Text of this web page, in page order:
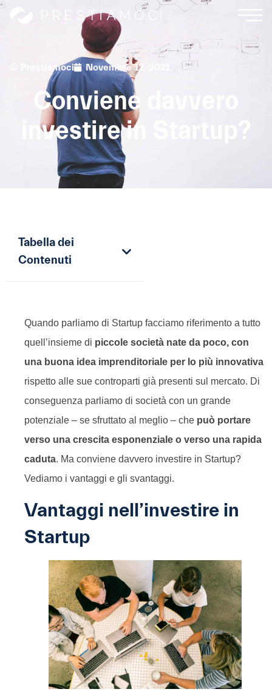
Prestiamoci Novembre 12, 2021
Conviene davvero
investire in Startup?
Tabella dei
Contenuti
Quando parliamo di Startup facciamo riferimento a tutto
quell’insieme di piccole società nate da poco, con
una buona idea imprenditoriale per lo più innovativa
rispetto alle sue controparti già presenti sul mercato. Di
conseguenza parliamo di società con un grande
potenziale – se sfruttato al meglio – che può portare
verso una crescita esponenziale o verso una rapida
caduta. Ma conviene davvero investire in Startup?
Vediamo i vantaggi e gli svantaggi.
Vantaggi nell’investire in
Startup